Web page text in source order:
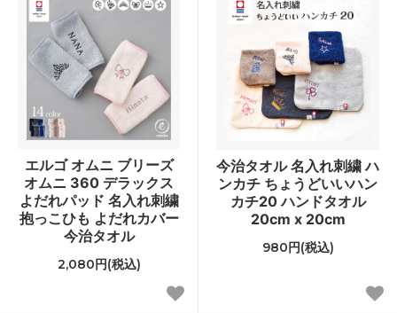
エルゴ オムニ ブリーズ
オムニ 360 デラックス
よだれパッド 名入れ刺繍
抱っこひも よだれカバー
今治タオル
2,080円(税込)
今治タオル 名入れ刺繍 ハ
ンカチ ちょうどいいハン
カチ20 ハンドタオル
20cm x 20cm
980円(税込)